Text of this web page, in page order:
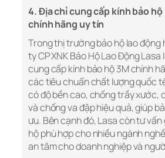
4. Địa chỉ cung cấp kính bảo hộ
chính hãng uy tín
Trong thị trường bảo hộ lao động
ty CP XNK Bảo Hộ Lao Động Lasa
cung cấp kính bảo hộ 3M chính
các tiêu chuẩn chất lượng quốc
có độ bền cao, chống trầy xước,
và chống va đập hiệu quả, giúp
ưu. Bên cạnh đó, Lasa còn tư vấn
hộ phù hợp cho nhiều ngành
an tâm cho doanh nghiệp và